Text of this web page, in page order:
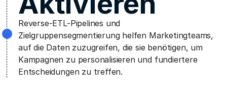
Reverse-ETL-Pipelines und
Zielgruppensegmentierung helfen Marketingteams,
auf die Daten zuzugreifen, die sie benötigen, um
Kampagnen zu personalisieren und fundiertere
Entscheidungen zu treffen.